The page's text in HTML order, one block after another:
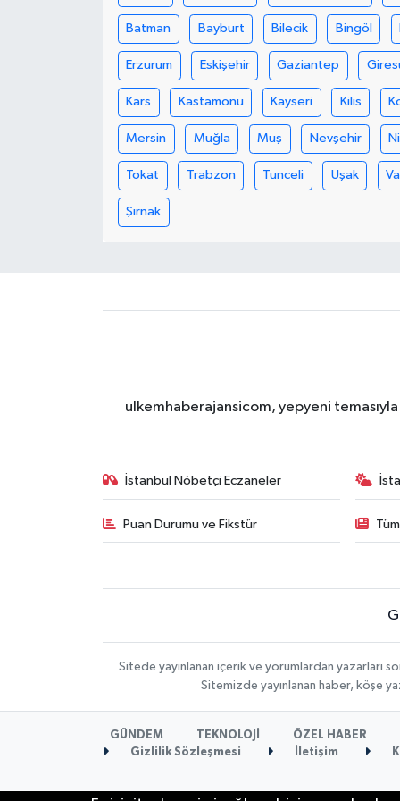
Batman Bayburt Bilecik Bingöl
Erzurum Eskişehir Gaziantep
Kars Kastamonu Kayseri Kilis
Mersin Muğla Muş Nevşehir
Tokat Trabzon Tunceli Uşak
Şırnak
ulkemhaberajansicom, yepyeni
İstanbul Nöbetçi Eczaneler
Puan Durumu ve Fikstür
Sitede yayınlanan içerik ve yorumlardan yazarları
Sitemizde yayınlanan haber, köşe
GÜNDEM TEKNOLOJİ ÖZEL HABER
Gizlilik Sözleşmesi
İletişim